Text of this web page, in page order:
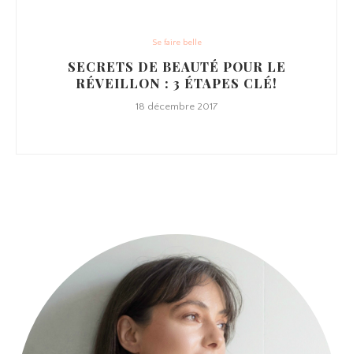
Se faire belle
SECRETS DE BEAUTÉ POUR LE
RÉVEILLON : 3 ÉTAPES CLÉ!
18 décembre 2017